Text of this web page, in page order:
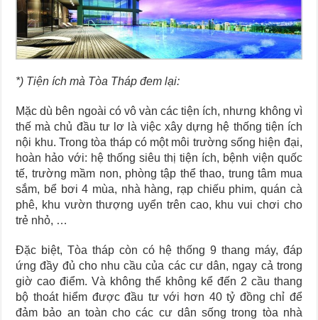
*) Tiện ích mà Tòa Tháp đem lại:
Mặc dù bên ngoài có vô vàn các tiện ích, nhưng không vì
thế mà chủ đầu tư lơ là việc xây dựng hệ thống tiện ích
nội khu. Trong tòa tháp có một môi trường sống hiện đại,
hoàn hảo với: hệ thống siêu thị tiện ích, bệnh viện quốc
tế, trường mầm non, phòng tập thể thao, trung tâm mua
sắm, bể bơi 4 mùa, nhà hàng, rạp chiếu phim, quán cà
phê, khu vườn thượng uyển trên cao, khu vui chơi cho
trẻ nhỏ, …
Đặc biệt, Tòa tháp còn có hệ thống 9 thang máy, đáp
ứng đầy đủ cho nhu cầu của các cư dân, ngay cả trong
giờ cao điểm. Và không thể không kể đến 2 cầu thang
bộ thoát hiểm được đầu tư với hơn 40 tỷ đồng chỉ để
đảm bảo an toàn cho các cư dân sống trong tòa nhà